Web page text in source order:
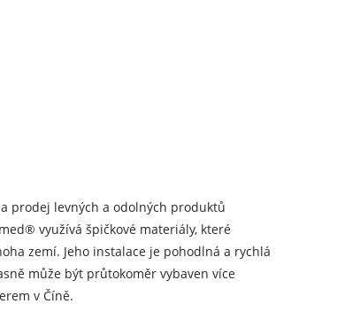
prodej levných a odolných produktů
využívá špičkové materiály, které
zemí. Jeho instalace je pohodlná a rychlá
může být průtokoměr vybaven více
v Číně.